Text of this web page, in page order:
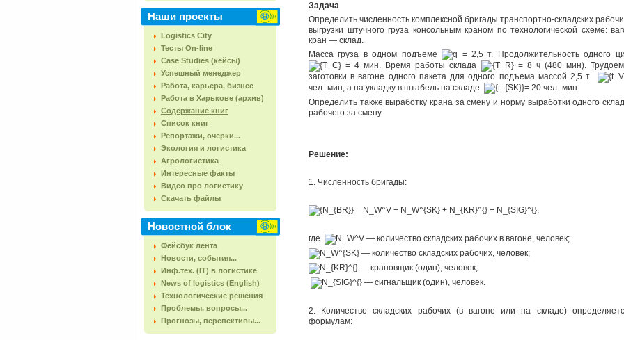
Наши проекты
Logistics City
Тесты On-line
Case Studies (кейсы)
Успешный менеджер
Работа, карьера, бизнес
Работа в Харькове (архив)
Содержание книг
Список книг
Репортажи, очерки...
Экология и логистика
Агрологистика
Интересные факты
Видео про логистику
Скачать файлы
Новостной блок
Фейсбук лента
Новости, события...
Инф.тех. (IT) в логистике
News of logistics (English)
Технологические решения
Проблемы, вопросы...
Прогнозы, перспективы...
Задача
Определить численность комплексной бригады транспортно-складских
выгрузки штучного груза консольным краном по технологической схеме:
кран — склад.
Масса груза в одном подъеме
= 2,5 т. Продолжительность одного
= 4 мин. Время работы склада
= 8 ч (480 мин).
заготовки в вагоне одного пакета для одного подъема массой 2,5 т
чел.-мин, а на укладку в штабель на складе
= 20 чел.-мин.
Определить также выработку крана за смену и норму выработки одного
рабочего за смену.
Решение:
1. Численность бригады:
,
где
— количество складских рабочих в вагоне, человек;
— количество складских рабочих, человек;
— крановщик (один), человек;
— сигнальщик (один), человек.
2. Количество складских рабочих (в вагоне или на складе)
формулам: